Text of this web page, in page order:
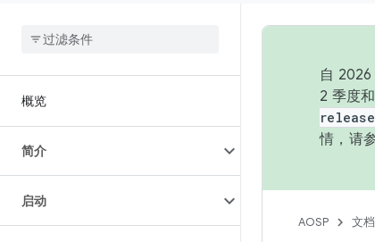
概览
简介
启动
自
2 季度
release
情，请
AOSP 文档